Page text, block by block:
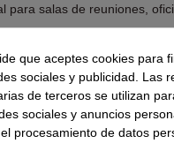
para salas de reuniones,
46-51 cm.
ayuda?tel. 638 524 811o
"PROMO"para
que aceptes cookies para
sociales y publicidad. Las
de terceros se utilizan
sociales y anuncios
procesamiento de datos